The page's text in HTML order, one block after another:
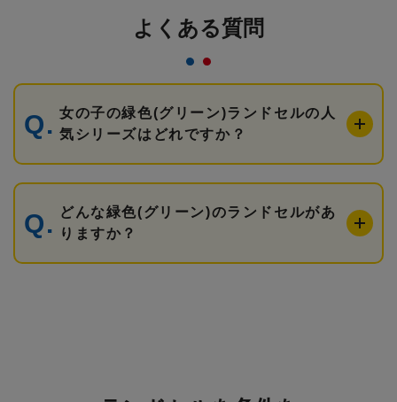
よくある質問
女の子の緑色(グリーン)ランドセルの人
気シリーズはどれですか？
どんな緑色(グリーン)のランドセルがあ
りますか？